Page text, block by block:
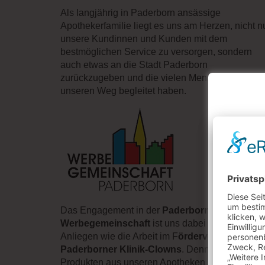
Als langjährig in Paderborn ansässige
Apothekerfamilie liegt es uns am Herzen, nicht
unsere Kundinnen und Kunden mit dem
bestmöglichen Service zu versorgen, sondern
auch etwas an die Stadt Paderborn
zurückzugeben und die vielen Menschen, die
unseren Weg begleitet haben.
Das Engagement in der Paderborner
Werbegemeinschaft ist uns dabei ebenso ein
Anliegen wie die Arbeit im Förderverein der
Paderborner Klinik-Clowns. Denn neben den
Produkten aus unseren Apotheken ist Lachen
IHRE